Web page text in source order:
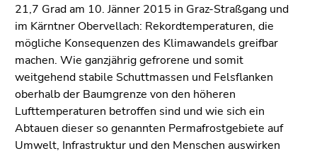
21,7 Grad am 10. Jänner 2015 in Graz-Straßgang und
im Kärntner Obervellach: Rekordtemperaturen, die
mögliche Konsequenzen des Klimawandels greifbar
machen. Wie ganzjährig gefrorene und somit
weitgehend stabile Schuttmassen und Felsflanken
oberhalb der Baumgrenze von den höheren
Lufttemperaturen betroffen sind und wie sich ein
Abtauen dieser so genannten Permafrostgebiete auf
Umwelt, Infrastruktur und den Menschen auswirken